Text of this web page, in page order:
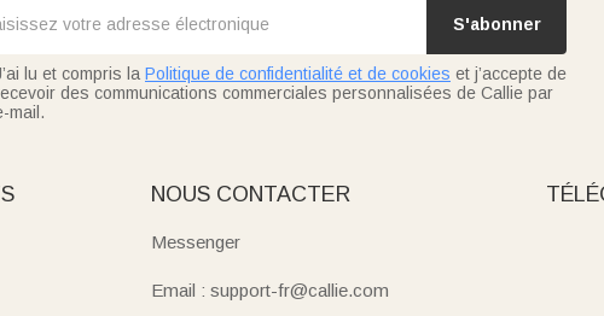
S'abonner
lu et compris la Politique de confidentialité et de cookies et j’accepte de
des communications commerciales personnalisées de Callie par
mail.
NOUS CONTACTER
Messenger
Email : support-fr@callie.com